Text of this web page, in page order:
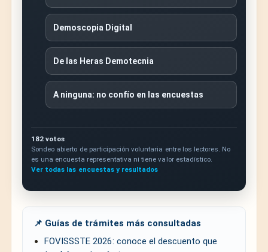
Demoscopia Digital
De las Heras Demotecnia
A ninguna: no confío en las encuestas
182 votos
Sondeo abierto de participación voluntaria entre los lectores. No
es una encuesta representativa ni tiene valor estadístico.
Ver todas las encuestas y resultados
📌 Guías de trámites más consultadas
FOVISSSTE 2026: conoce el descuento que